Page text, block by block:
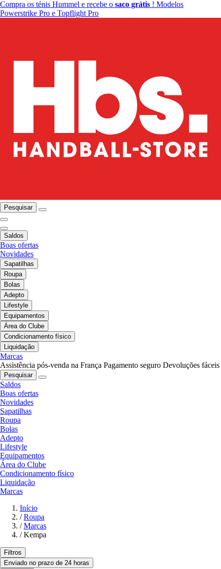
Compra os ténis Hummel e recebe o saco grátis ! Modelos
Powerstrike Pro e Topflight Pro
Pesquisar
Saldos
Boas ofertas
Novidades
Sapatilhas
Roupa
Bolas
Adepto
Lifestyle
Equipamentos
Área do Clube
Condicionamento físico
Liquidação
Marcas
Assistência pós-venda na França Pagamento seguro Devoluções fáceis
Pesquisar
Saldos
Boas ofertas
Novidades
Sapatilhas
Roupa
Bolas
Adepto
Lifestyle
Equipamentos
Área do Clube
Condicionamento físico
Liquidação
Marcas
Início
/ Roupa
/ Marcas
/ Kempa
Filtros
Enviado no prazo de 24 horas